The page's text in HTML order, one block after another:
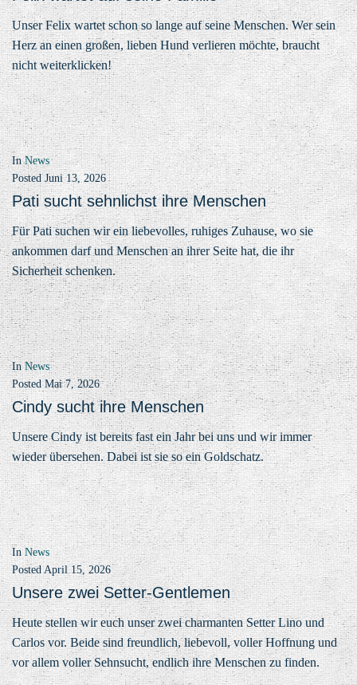
Unser Felix wartet schon so lange auf seine Menschen. Wer sein
Herz an einen großen, lieben Hund verlieren möchte, braucht
nicht weiterklicken!
InNews
PostedJuni 13, 2026
Pati sucht sehnlichst ihre Menschen
Für Pati suchen wir ein liebevolles, ruhiges Zuhause, wo sie
ankommen darf und Menschen an ihrer Seite hat, die ihr
Sicherheit schenken.
InNews
Posted Mai 7, 2026
Cindy sucht ihre Menschen
Unsere Cindy ist bereits fast ein Jahr bei uns und wir immer
wieder übersehen. Dabei ist sie so ein Goldschatz.
In News
PostedApril 15, 2026
Unsere zwei Setter-Gentlemen
Heute stellen wir euch unser zwei charmanten Setter Lino und
Carlos vor. Beide sind freundlich, liebevoll, voller Hoffnung und
vor allem voller Sehnsucht, endlich ihre Menschen zu finden.